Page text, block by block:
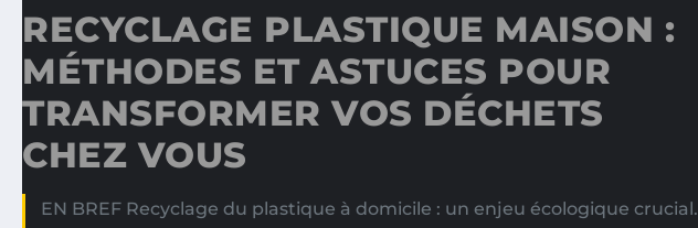
RECYCLAGE PLASTIQUE MAISON :
MÉTHODES ET ASTUCES POUR
TRANSFORMER VOS DÉCHETS
CHEZ VOUS
EN BREF Recyclage du plastique à domicile : un enjeu écologique crucial.